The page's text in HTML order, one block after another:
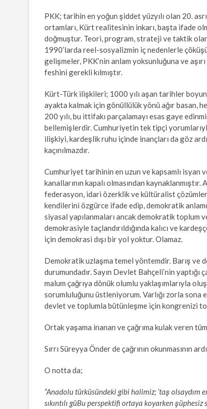
PKK; tarihin en yoğun şiddet yüzyılı olan 20.
ortamları, Kürt realitesinin inkarı, başta ifade
doğmuştur. Teori, program, strateji ve taktik
1990’larda reel-sosyalizmin iç nedenlerle
gelişmeler, PKK’nin anlam yoksunluğuna ve
feshini gerekli kılmıştır.
Kürt-Türk ilişkileri; 1000 yılı aşan tarihler
ayakta kalmak için gönüllülük yönü ağır basan,
200 yılı, bu ittifakı parçalamayı esas gaye
bellemişlerdir. Cumhuriyetin tek tipçi
ilişkiyi, kardeşlik ruhu içinde inançları da göz
kaçınılmazdır.
Cumhuriyet tarihinin en uzun ve kapsamlı isyan
kanallarının kapalı olmasından
federasyon, idari özerklik ve kültüralist
kendilerini özgürce ifade edip, demokratik
siyasal yapılanmaları ancak demokratik toplum
demokrasiyle taçlandırıldığında kalıcı ve
için demokrasi dışı bir yol yoktur. Olamaz.
Demokratik uzlaşma temel yöntemdir. Barış
durumundadır. Sayın Devlet Bahçeli’nin
malum çağrıya dönük olumlu yaklaşımlarıyla
sorumluluğunu üstleniyorum. Varlığı zorla
devlet ve toplumla bütünleşme için kongrenizi
Ortak yaşama inanan ve çağrıma kulak veren
Sırrı Süreyya Önder de çağrının okunmasının
O notta da;
“Anadolu türküsündeki gibi halimiz; ‘taş
sıkıntılı güBu perspektifi ortaya koyarken şüphesiz